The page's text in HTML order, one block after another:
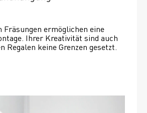
Fräsungen ermöglichen eine
Ihrer Kreativität sind auch
Regalen keine Grenzen gesetzt.